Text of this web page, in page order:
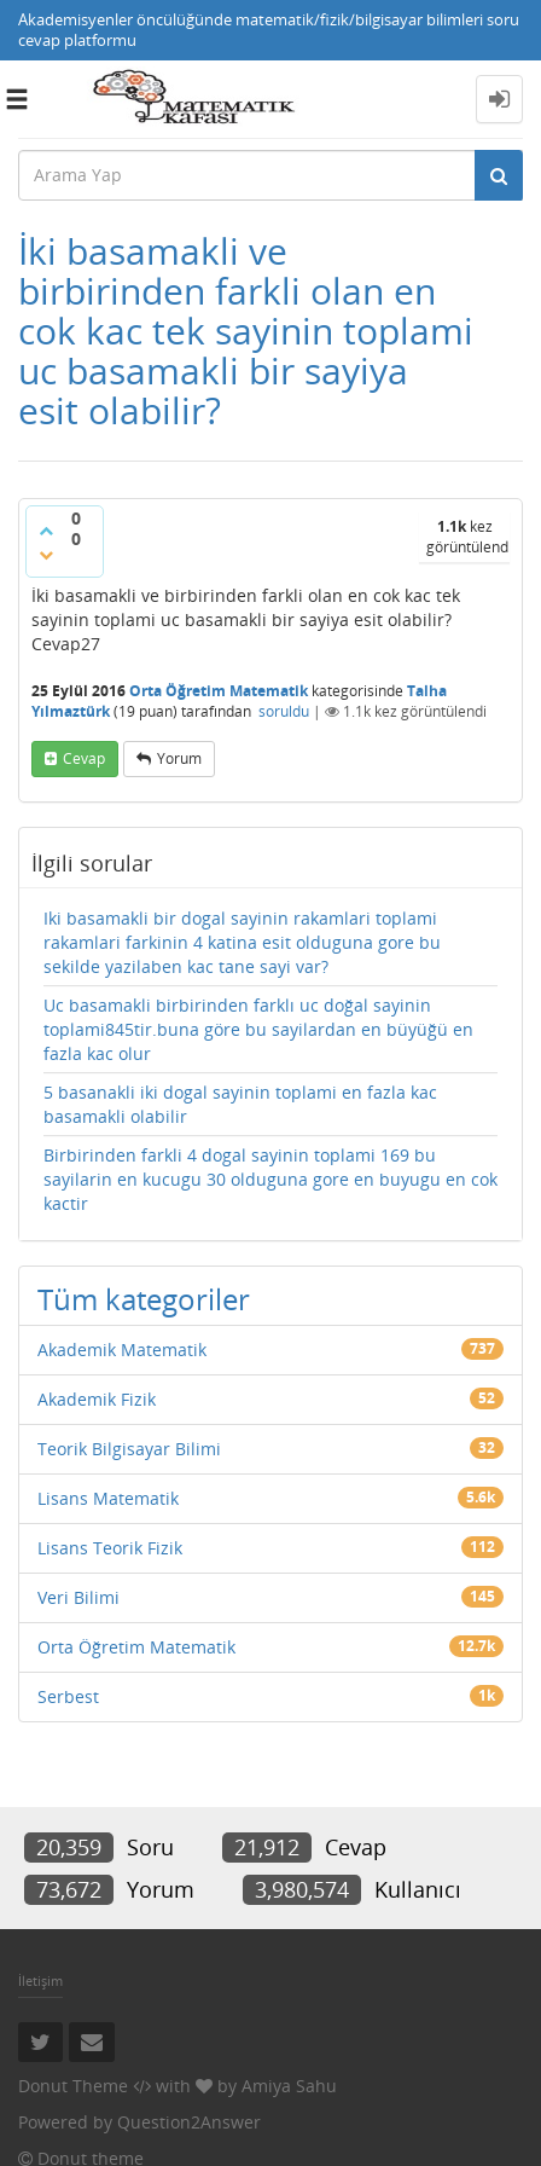
Akademisyenler öncülüğünde matematik/fizik/bilgisayar bilimleri soru
cevap platformu
Toggle
İki basamakli ve
birbirinden farkli olan en
cok kac tek sayinin toplami
uc basamakli bir sayiya
esit olabilir?
0
0
1.1kkez
görüntülendi
İki basamakli ve birbirinden farkli olan en cok kac tek
sayinin toplami uc basamakli bir sayiya esit olabilir?
Cevap27
25 Eylül 2016Orta Öğretim Matematikkategorisinde Talha
Yılmaztürk(19 puan) tarafından soruldu | 1.1k kez görüntülendi
Cevap Yorum
İlgili sorular
Iki basamakli bir dogal sayinin rakamlari toplami
rakamlari farkinin 4 katina esit olduguna gore bu
sekilde yazilaben kac tane sayi var?
Uc basamakli birbirinden farklı uc doğal sayinin
toplami845tir.buna göre bu sayilardan en büyüğü en
fazla kac olur
5 basanakli iki dogal sayinin toplami en fazla kac
basamakli olabilir
Birbirinden farkli 4 dogal sayinin toplami 169 bu
sayilarin en kucugu 30 olduguna gore en buyugu en cok
kactir
Tüm kategoriler
Akademik Matematik 737
Akademik Fizik 52
Teorik Bilgisayar Bilimi 32
Lisans Matematik 5.6k
Lisans Teorik Fizik 112
Veri Bilimi 145
Orta Öğretim Matematik 12.7k
Serbest 1k
20,359 Soru 21,912
Cevap
73,672
Yorum 3,980,574 Kullanıcı
İletişim
Donut Theme with by Amiya Sahu
Powered by Question2Answer
Donut theme